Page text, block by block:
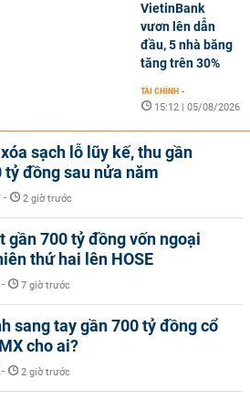
VietinBank
vươn lên dẫn
đầu, 5 nhà băng
tăng trên 30%
TÀI CHÍNH -
15:12 | 05/08/2026
sạch lỗ lũy kế, thu gần
tỷ đồng sau nửa năm
- 2 giờ trước
gần 700 tỷ đồng vốn ngoại
thứ hai lên HOSE
- 7 giờ trước
sang tay gần 700 tỷ đồng cổ
cho ai?
- 2 giờ trước